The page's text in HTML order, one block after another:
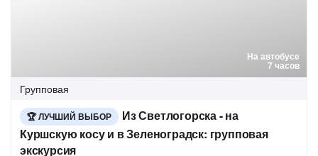
На автобусе
7 часов
Групповая
ЛУЧШИЙ ВЫБОР
Из Светлогорска - на
Куршскую косу и в Зеленоградск: групповая
экскурсия